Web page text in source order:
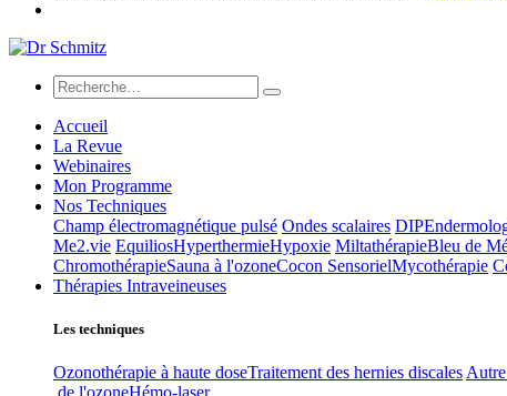
Accueil
La Revue
Webinaires
Mon Programme
Nos Techniques
Champ électromagnétique pulsé Ondes scalaires DIP
Me2.vie EquiliosHyperthermieHypoxie MiltathérapieBleu de
ChromothérapieSauna à l'ozoneCocon SensorielMycothérapie
Thérapies Intraveineuses
Les techniques
Ozonothérapie à haute doseTraitement des hernies discales